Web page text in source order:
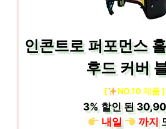
인콘트로 퍼포먼스
후드 커버
[ NO.10 제품 ]
3%할인 된
내일
까지